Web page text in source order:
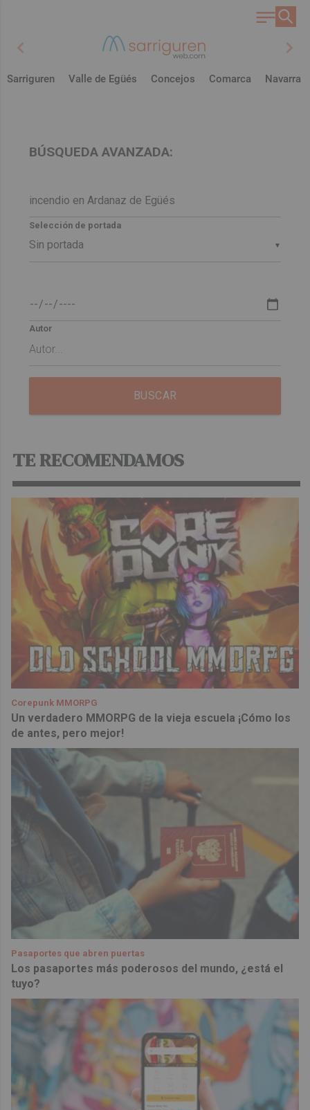
chevron_left chevron_right
Sarriguren Valle de Egüés Concejos Comarca Navarra
BÚSQUEDA AVANZADA:
▼
Selección de portada
Autor
BUSCAR
TE RECOMENDAMOS
Corepunk MMORPG
Un verdadero MMORPG de la vieja escuela ¡Cómo los
de antes, pero mejor!
Pasaportes que abren puertas
Los pasaportes más poderosos del mundo, ¿está el
tuyo?